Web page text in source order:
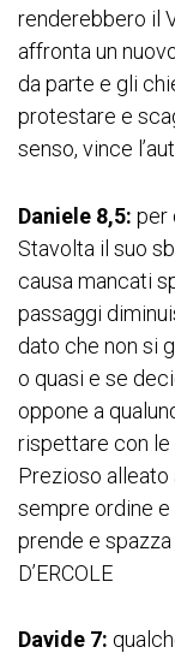
renderebbero il
affronta un
da parte e gli
protestare e
senso, vince
Daniele 8,5: per
Stavolta il suo
causa mancati
passaggi
dato che non si
o quasi e se
oppone a
rispettare con le
Prezioso alleato
sempre ordine e
prende e spazza
D’ERCOLE
Davide 7: